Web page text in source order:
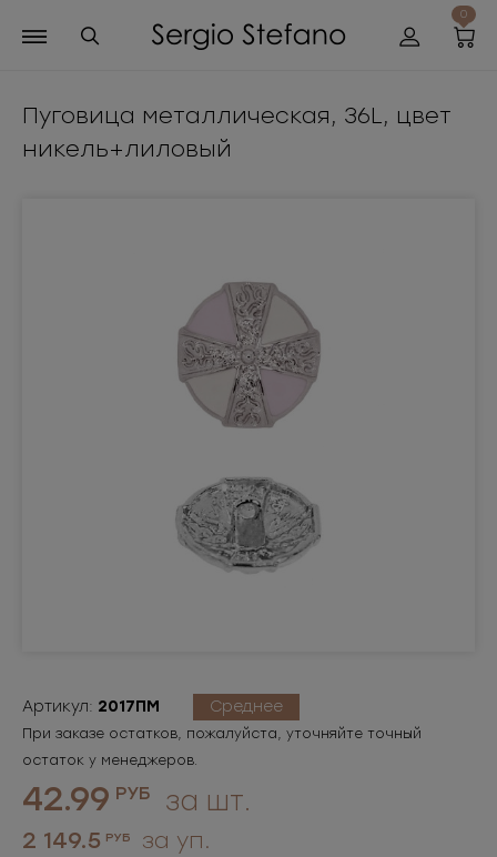
0
Пуговица металлическая, 36L, цвет
никель+лиловый
Артикул: 2017ПМ Среднее
При заказе остатков, пожалуйста, уточняйте точный
остаток у менеджеров.
42.99 РУБ за шт.
2 149.5 РУБ за уп.